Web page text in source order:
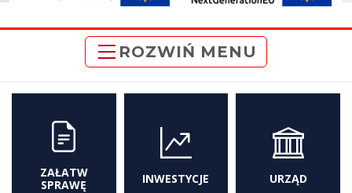
ROZWIŃ MENU
ZAŁATW
SPRAWĘ
INWESTYCJE URZĄD